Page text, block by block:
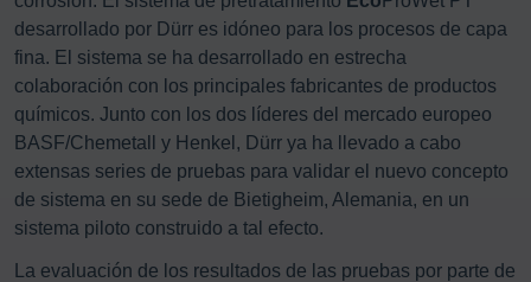
desarrollado por Dürr es idóneo para los procesos de capa
fina. El sistema se ha desarrollado en estrecha
colaboración con los principales fabricantes de productos
químicos. Junto con los dos líderes del mercado europeo
BASF/Chemetall y Henkel, Dürr ya ha llevado a cabo
extensas series de pruebas para validar el nuevo concepto
de sistema en su sede de Bietigheim, Alemania, en un
sistema piloto construido a tal efecto.
La evaluación de los resultados de las pruebas por parte de